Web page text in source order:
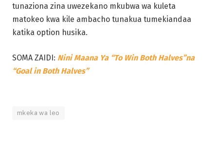
tunaziona zina uwezekano mkubwa wa kuleta
matokeo kwa kile ambacho tunakua tumekiandaa
katika option husika.
SOMA ZAIDI: Nini Maana Ya “To Win Both Halves”na
“Goal in Both Halves”
mkeka wa leo